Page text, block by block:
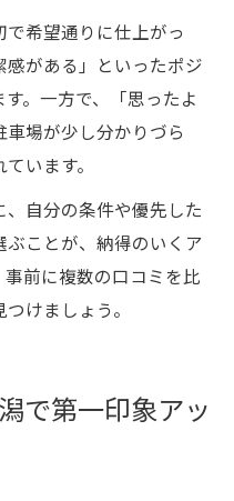
希望通りに仕上がっ
がある」といったポジ
。一方で、「思ったよ
場が少し分かりづら
います。
自分の条件や優先した
ことが、納得のいくア
前に複数の口コミを比
けましょう。
で第一印象アッ